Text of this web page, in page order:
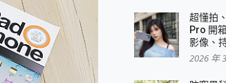
酷態科 300W 微型充電站 開箱 評測
Wizard Free 18.0.0 業界最好的資料救援軟體
是這麼簡單
日長續航、頂尖影音娛樂效能~
超懂拍
Pro 開
影像、
2026 年